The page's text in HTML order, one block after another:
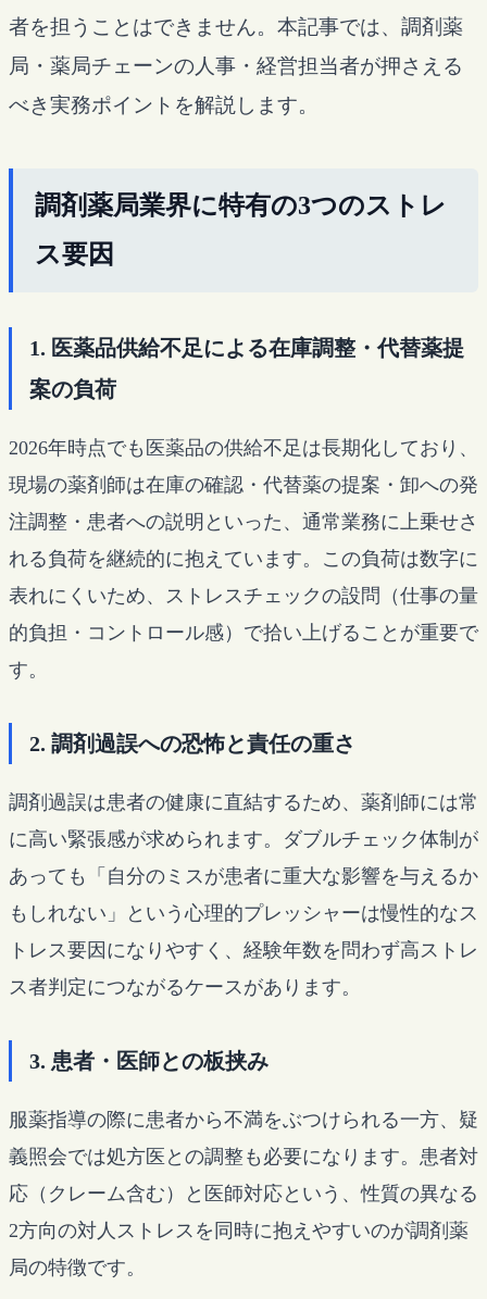
者を担うことはできません。本記事では、調剤薬
局・薬局チェーンの人事・経営担当者が押さえる
べき実務ポイントを解説します。
調剤薬局業界に特有の3つのストレ
ス要因
1. 医薬品供給不足による在庫調整・代替薬提
案の負荷
2026年時点でも医薬品の供給不足は長期化しており、
現場の薬剤師は在庫の確認・代替薬の提案・卸への発
注調整・患者への説明といった、通常業務に上乗せさ
れる負荷を継続的に抱えています。この負荷は数字に
表れにくいため、ストレスチェックの設問（仕事の量
的負担・コントロール感）で拾い上げることが重要で
す。
2. 調剤過誤への恐怖と責任の重さ
調剤過誤は患者の健康に直結するため、薬剤師には常
に高い緊張感が求められます。ダブルチェック体制が
あっても「自分のミスが患者に重大な影響を与えるか
もしれない」という心理的プレッシャーは慢性的なス
トレス要因になりやすく、経験年数を問わず高ストレ
ス者判定につながるケースがあります。
3. 患者・医師との板挟み
服薬指導の際に患者から不満をぶつけられる一方、疑
義照会では処方医との調整も必要になります。患者対
応（クレーム含む）と医師対応という、性質の異なる
2方向の対人ストレスを同時に抱えやすいのが調剤薬
局の特徴です。